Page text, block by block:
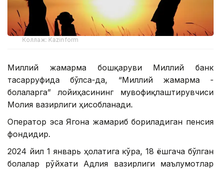
Коллаж: Kazinform
Миллий жамғарма бошқаруви Миллий банк
тасарруфида бўлса-да, “Миллий жамғарма -
болаларга” лойиҳасининг мувофиқлаштирувчиси
Молия вазирлиги ҳисобланади.
Оператор эса Ягона жамғариб бориладиган пенсия
фондидир.
2024 йил 1 январь ҳолатига кўра, 18 ёшгача бўлган
болалар рўйхати Адлия вазирлиги маълумотлар